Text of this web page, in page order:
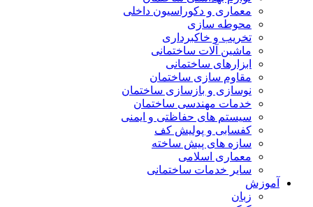
معماری و دکوراسیون داخلی
محوطه سازی
تخریب و خاکبرداری
ماشین آلات ساختمانی
ابزارهای ساختمانی
مقاوم سازی ساختمان
نوسازی و بازسازی ساختمان
خدمات مهندسی ساختمان
سیستم های حفاظتی و ایمنی
کفسابی و پولیش کف
سازه های پیش ساخته
معماری اسلامی
سایر خدمات ساختمانی
آموزش
زبان